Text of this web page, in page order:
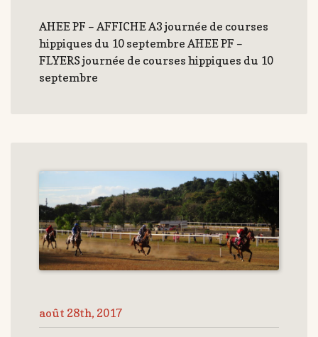
AHEE PF – AFFICHE A3 journée de courses
hippiques du 10 septembre AHEE PF –
FLYERS journée de courses hippiques du 10
septembre
août 28th, 2017